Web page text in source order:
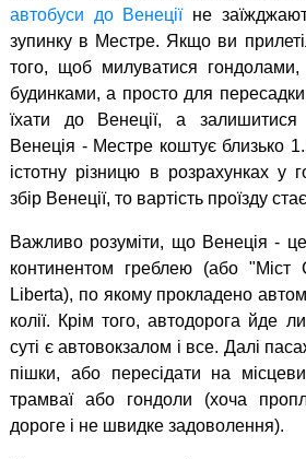
автобуси до Венеціїне
зупинку в Местре. Якщо ви
того, щоб милуватися
будинками, а просто для
їхати до Венеції, а
Венеція - Местре коштує близько
істотну різницю в розрахунках у
збір Венеції, то вартість проїзду
Важливо розуміти, що Венеція -
континентом греблею (або "Міст
Liberta), по якому прокладено
колії. Крім того, автодорога йде
суті є автовокзалом і все. Далі
пішки, або пересідати на
трамваї або гондоли (хоча
дороге і не швидке задоволення).